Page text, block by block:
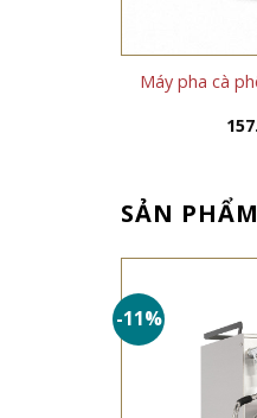
Máy pha cà
SẢN
-11%